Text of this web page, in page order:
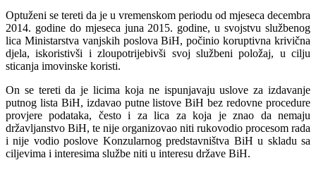
Optuženi se tereti da je u vremenskom periodu od mjeseca decembra
2014. godine do mjeseca juna 2015. godine, u svojstvu službenog
lica Ministarstva vanjskih poslova BiH, počinio koruptivna krivična
djela, iskoristivši i zloupotrijebivši svoj službeni položaj, u cilju
sticanja imovinske koristi.
On se tereti da je licima koja ne ispunjavaju uslove za izdavanje
putnog lista BiH, izdavao putne listove BiH bez redovne procedure
provjere podataka, često i za lica za koja je znao da nemaju
državljanstvo BiH, te nije organizovao niti rukovodio procesom rada
i nije vodio poslove Konzularnog predstavništva BiH u skladu sa
ciljevima i interesima službe niti u interesu države BiH.